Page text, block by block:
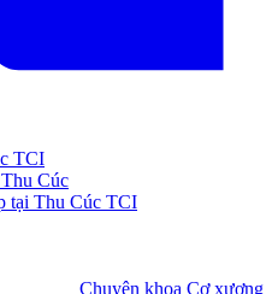
TCI
Cúc
tại Thu Cúc TCI
Chuyên khoa Cơ